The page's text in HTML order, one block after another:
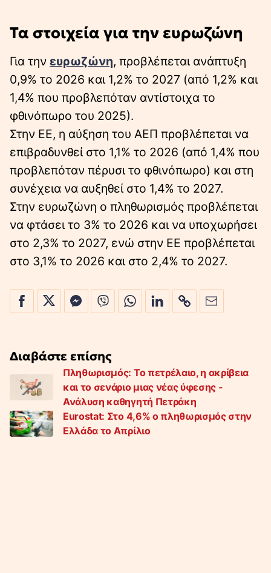
Τα στοιχεία για την ευρωζώνη
Για την ευρωζώνη, προβλέπεται ανάπτυξη
0,9% το 2026 και 1,2% το 2027 (από 1,2% και
1,4% που προβλεπόταν αντίστοιχα το
φθινόπωρο του 2025).
Στην ΕΕ, η αύξηση του ΑΕΠ προβλέπεται να
επιβραδυνθεί στο 1,1% το 2026 (από 1,4% που
προβλεπόταν πέρυσι το φθινόπωρο) και στη
συνέχεια να αυξηθεί στο 1,4% το 2027.
Στην ευρωζώνη ο πληθωρισμός προβλέπεται
να φτάσει το 3% το 2026 και να υποχωρήσει
στο 2,3% το 2027, ενώ στην ΕΕ προβλέπεται
στο 3,1% το 2026 και στο 2,4% το 2027.
Διαβάστε επίσης
Πληθωρισμός: Το πετρέλαιο, η ακρίβεια
και το σενάριο μιας νέας ύφεσης -
Ανάλυση καθηγητή Πετράκη
Eurostat: Στο 4,6% ο πληθωρισμός στην
Ελλάδα το Απρίλιο